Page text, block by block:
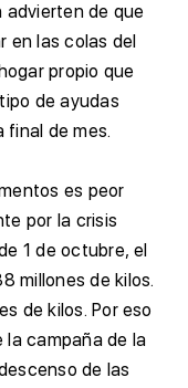
advierten de que
en las colas del
propio que
de ayudas
final de mes.
es peor
por la crisis
1 de octubre, el
millones de kilos.
de kilos. Por eso
la campaña de la
de las